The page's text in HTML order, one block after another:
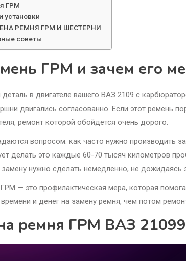
ГРМ
установки
РЕМНЯ ГРМ И ШЕСТЕРНИ
советы
ГРМ и зачем его
в двигателе вашего ВАЗ 2109 с
двигались согласованно. Если этот ремень
ремонт которой обойдется очень дорого.
вопросом: как часто нужно производить
делать это каждые 60-70 тысяч километров
нужно сделать немедленно, не дожидаясь
— это профилактическая мера, которая
и денег на замену ремня, чем потом
ремня ГРМ ВАЗ